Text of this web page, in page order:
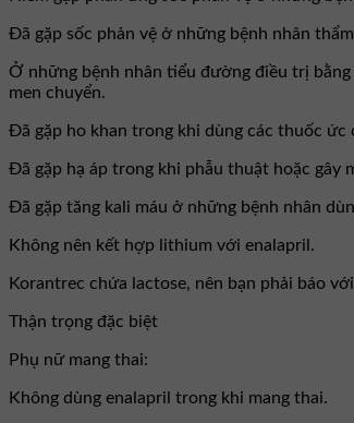
Đã gặp sốc phản vệ ở những bệnh nhân
Ở những bệnh nhân tiểu đường điều trị
men chuyển.
Đã gặp ho khan trong khi dùng các thuốc ức
Đã gặp hạ áp trong khi phẫu thuật hoặc gây
Đã gặp tăng kali máu ở những bệnh nhân
Không nên kết hợp lithium với enalapril.
Korantrec chứa lactose, nên bạn phải báo
Thận trọng đặc biệt
Phụ nữ mang thai:
Không dùng enalapril trong khi mang thai.